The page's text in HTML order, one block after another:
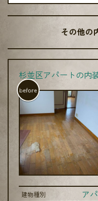
その他の
杉並区アパートの内
before
建物種別 ア